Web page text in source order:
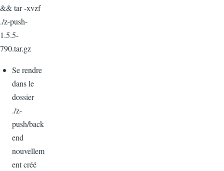
&& tar -xvzf
./z-push-
1.5.5-
790.tar.gz
Se rendre
dans le
dossier
./z-
push/back
end
nouvellem
ent créé